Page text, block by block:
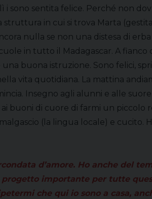
sono sentita felice. Perché non
in cui si trova Marta
nulla se non una distesa di
in tutto il Madagascar. A fianco
buona istruzione. Sono felici,
vita quotidiana. La mattina
Insegno agli alunni e alle
buoni di cuore di farmi un piccolo
(la lingua locale) e cucito.
d’amore. Ho anche del
importante per tutte
che qui io sono a casa,